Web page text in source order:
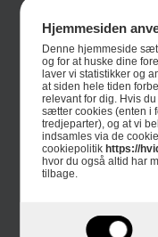
Hjemmesiden
Denne hjemmeside
og for at huske dine
laver vi statistikker og
at siden hele tiden
relevant for dig. Hvis
sætter cookies (enten i
tredjeparter), og at vi
indsamles via de
cookiepolitik https://
hvor du også altid har
tilbage.